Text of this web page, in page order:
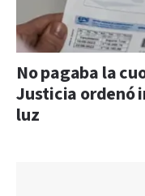
No pagaba la
Justicia ordenó
luz